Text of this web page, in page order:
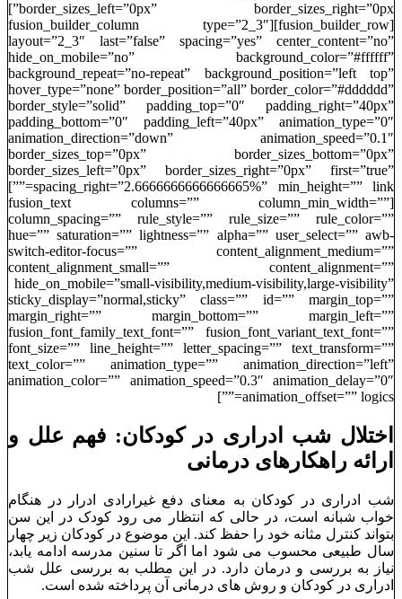
border_sizes_left=”0px” border_sizes_right=”0px”]
[fusion_builder_row][fusion_builder_column type=”2_3″
layout=”2_3″ last=”false” spacing=”yes” center_content=”no”
hide_on_mobile=”no” background_color=”#ffffff”
background_repeat=”no-repeat” background_position=”left top”
hover_type=”none” border_position=”all” border_color=”#dddddd”
border_style=”solid” padding_top=”0″ padding_right=”40px”
padding_bottom=”0″ padding_left=”40px” animation_type=”0″
animation_direction=”down” animation_speed=”0.1″
border_sizes_top=”0px” border_sizes_bottom=”0px”
border_sizes_left=”0px” border_sizes_right=”0px” first=”true”
spacing_right=”2.6666666666666665%” min_height=”” link=””]
[fusion_text columns=”” column_min_width=””
column_spacing=”” rule_style=”” rule_size=”” rule_color=””
hue=”” saturation=”” lightness=”” alpha=”” user_select=”” awb-
switch-editor-focus=”” content_alignment_medium=””
content_alignment_small=”” content_alignment=””
hide_on_mobile=”small-visibility,medium-visibility,large-visibility”
sticky_display=”normal,sticky” class=”” id=”” margin_top=””
margin_right=”” margin_bottom=”” margin_left=””
fusion_font_family_text_font=”” fusion_font_variant_text_font=””
font_size=”” line_height=”” letter_spacing=”” text_transform=””
text_color=”” animation_type=”” animation_direction=”left”
animation_color=”” animation_speed=”0.3″ animation_delay=”0″
animation_offset=”” logics=””]
اختلال شب ادراری در کودکان: فهم علل و
ارائه راهکارهای درمانی
شب ‌ادراری در کودکان به معنای دفع غیرارادی ادرار در هنگام
خواب شبانه است، در حالی که انتظار می ‌رود کودک در این سن
بتواند کنترل مثانه خود را حفظ کند. این موضوع در کودکان زیر چهار
سال طبیعی محسوب می‌ شود اما اگر تا سنین مدرسه ادامه یابد،
نیاز به بررسی و درمان دارد. در این مطلب به بررسی علل شب
‌ادراری در کودکان و روش ‌های درمانی آن پرداخته شده است.